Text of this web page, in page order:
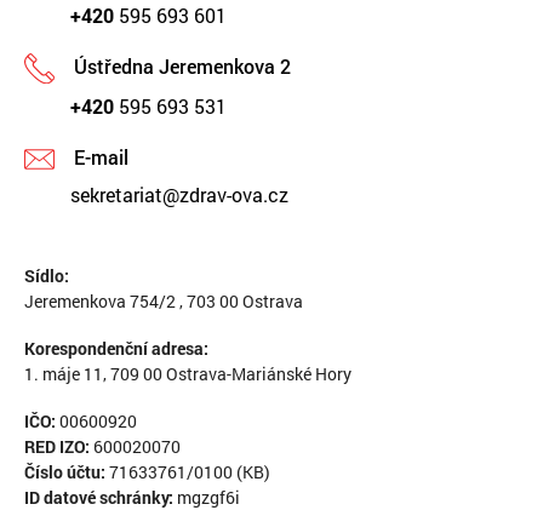
+420 595 693 601
Ústředna Jeremenkova 2
+420 595 693 531
E-mail
sekretariat@zdrav-ova.cz
Sídlo:
Jeremenkova 754/2 , 703 00 Ostrava
Korespondenční adresa:
1. máje 11, 709 00 Ostrava-Mariánské Hory
IČO: 00600920
RED IZO: 600020070
Číslo účtu: 71633761/0100 (KB)
ID datové schránky: mgzgf6i